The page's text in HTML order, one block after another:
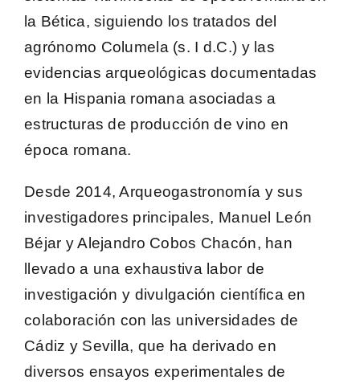
la Bética, siguiendo los tratados del
agrónomo Columela (s. I d.C.) y las
evidencias arqueológicas documentadas
en la Hispania romana asociadas a
estructuras de producción de vino en
época romana.
Desde 2014, Arqueogastronomía y sus
investigadores principales, Manuel León
Béjar y Alejandro Cobos Chacón, han
llevado a una exhaustiva labor de
investigación y divulgación científica en
colaboración con las universidades de
Cádiz y Sevilla, que ha derivado en
diversos ensayos experimentales de